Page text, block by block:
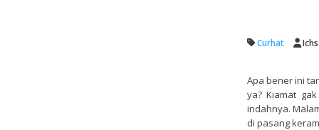
Curhat
Apa bener ini
ya? Kiamat
indahnya.
di pasang